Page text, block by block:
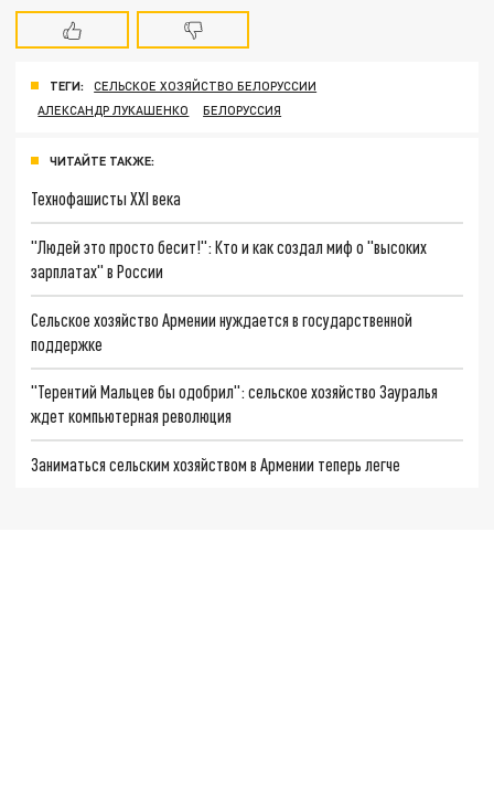
ТЕГИ:
СЕЛЬСКОЕ ХОЗЯЙСТВО БЕЛОРУССИИ
АЛЕКСАНДР ЛУКАШЕНКО
БЕЛОРУССИЯ
ЧИТАЙТЕ ТАКЖЕ:
Технофашисты XXI века
"Людей это просто бесит!": Кто и как создал миф о "высоких
зарплатах" в России
Сельское хозяйство Армении нуждается в государственной
поддержке
"Терентий Мальцев бы одобрил": сельское хозяйство Зауралья
ждет компьютерная революция
Заниматься сельским хозяйством в Армении теперь легче